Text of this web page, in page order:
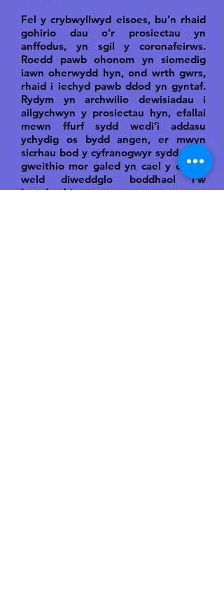
Fel y crybwyllwyd eisoes, bu’n rhaid
gohirio dau o’r prosiectau yn
anffodus, yn sgil y coronafeirws.
Roedd pawb ohonom yn siomedig
iawn oherwydd hyn, ond wrth gwrs,
rhaid i iechyd pawb ddod yn gyntaf.
Rydym yn archwilio dewisiadau i
ailgychwyn y prosiectau hyn, efallai
mewn ffurf sydd wedi’i addasu
ychydig os bydd angen, er mwyn
sicrhau bod y cyfranogwyr sydd wedi
gweithio mor galed yn cael y cyfle i
weld diweddglo boddhaol i’w
hymdrechion.